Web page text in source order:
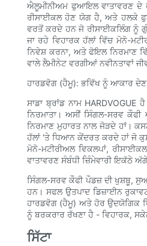
ਐਲੂਮੀਨੀਅਮ ਫੁਆਇਲ ਵਾਤਾਵਰਣ
ਰੀਸਾਈਕਲ ਹੋਣ ਯੋਗ ਹੈ, ਅਤੇ ਹਲਕੇ
ਵਰਤੋਂ ਕਰਦੇ ਹਨ ਜੋ ਰੀਸਾਈਕਲਿੰਗ ਨੂੰ
ਜਾ ਰਹੇ ਵਿਹਾਰਕ ਹੱਲਾਂ ਵਿੱਚ ਮੋਨੋ-
ਨਿਵੇਸ਼ ਕਰਨਾ, ਅਤੇ ਫੋਇਲ ਨਿਰਮਾਣ
ਵਾਲੇ ਲੈਮੀਨੇਟ ਵਰਗੀਆਂ ਨਵੀਨਤਾਵਾਂ
ਹਾਰਡਵੋਗ (ਹੈਮੂ): ਭਵਿੱਖ ਨੂੰ ਆਕਾਰ ਦੇਣ
ਸਾਡਾ ਬ੍ਰਾਂਡ ਨਾਮ
ਨਿਰਮਾਤਾ। ਅਸੀਂ ਸਿੰਗਲ-ਸਰਵ
ਨਿਰਮਾਣ ਮੁਹਾਰਤ ਨਾਲ ਜੋੜਦੇ ਹਾਂ।
ਹੱਲਾਂ 'ਤੇ ਧਿਆਨ ਕੇਂਦਰਤ ਕਰਦੇ ਹਾਂ ਜੋ
ਮੋਨੋ-ਮਟੀਰੀਅਲ ਵਿਕਲਪਾਂ,
ਵਾਤਾਵਰਣ ਸੰਬੰਧੀ ਜ਼ਿੰਮੇਵਾਰੀ ਇਕੱਠੇ
ਸਿੰਗਲ-ਸਰਵ ਕੌਫੀ ਪੌਡਜ਼ ਦੀ ਖੁਸ਼ਬੂ,
ਹਨ। ਸਫਲ ਉਤਪਾਦ ਡਿਜ਼ਾਈਨ
ਹਾਰਡਵੋਗ (ਹੈਮੂ) ਅਤੇ ਹੋਰ ਉਦਯੋਗਿਕ
ਨੂੰ ਬਰਕਰਾਰ ਰੱਖਣਾ ਹੈ - ਵਿਹਾਰਕ,
ਸਿੱਟਾ